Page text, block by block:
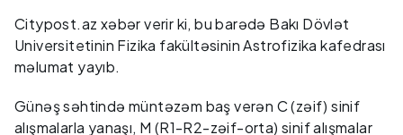
Citypost.az xəbər verir ki, bu barədə Bakı Dövlət
Universitetinin Fizika fakültəsinin Astrofizika kafedrası
məlumat yayıb.
Günəş səhtində müntəzəm baş verən C (zəif) sinif
alışmalarla yanaşı, M (R1-R2-zəif-orta) sinif alışmalar